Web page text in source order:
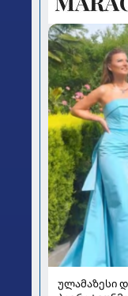
ულამაზესი